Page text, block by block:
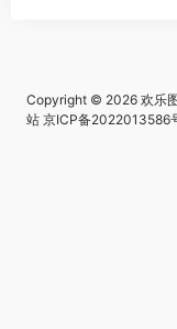
Copyright © 2026 欢乐
站 京ICP备2022013586